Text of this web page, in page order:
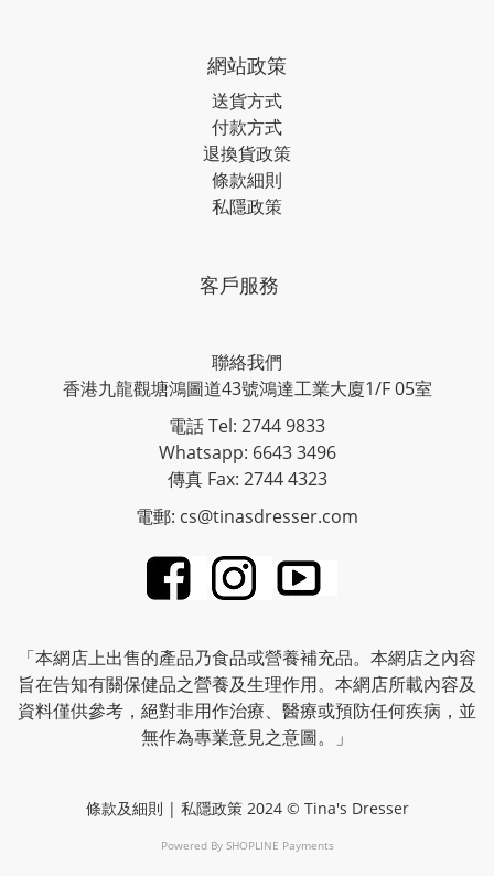
網站政策
送貨方式
付款方式
退換貨政策
條款細則
私隱政策
客戶服務
聯絡我們
香港九龍觀塘鴻圖道43號鴻達工業大廈1/F 05室
電話 Tel: 2744 9833
Whatsapp: 6643 3496
傳真 Fax: 2744 4323
電郵: cs@tinasdresser.com
「本網店上出售的產品乃食品或營養補充品。本網店之內容
旨在告知有關保健品之營養及生理作用。本網店所載內容及
資料僅供參考，絕對非用作治療、醫療或預防任何疾病，並
無作為專業意見之意圖。」
條款及細則 | 私隱政策2024 © Tina's Dresser
Powered By SHOPLINE Payments